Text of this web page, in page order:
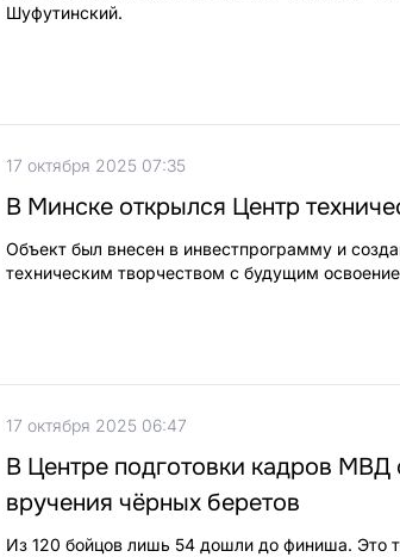
Шуфутинский.
17 октября 2025 07:35
В Минске открылся Центр
Объект был внесен в инвестпрограмму и
техническим творчеством с будущим
17 октября 2025 06:47
В Центре подготовки кадров МВД
вручения чёрных беретов
Из 120 бойцов лишь 54 дошли до финиша. Это